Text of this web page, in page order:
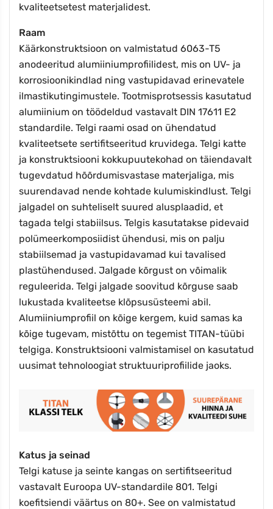
kvaliteetsetest materjalidest.
Raam
Käärkonstruktsioon on valmistatud 6063-T5
anodeeritud alumiiniumprofiilidest, mis on UV- ja
korrosioonikindlad ning vastupidavad erinevatele
ilmastikutingimustele. Tootmisprotsessis kasutatud
alumiinium on töödeldud vastavalt DIN 17611 E2
standardile. Telgi raami osad on ühendatud
kvaliteetsete sertifitseeritud kruvidega. Telgi katte
ja konstruktsiooni kokkupuutekohad on täiendavalt
tugevdatud hõõrdumisvastase materjaliga, mis
suurendavad nende kohtade kulumiskindlust. Telgi
jalgadel on suhteliselt suured alusplaadid, et
tagada telgi stabiilsus. Telgis kasutatakse pidevaid
polümeerkomposiidist ühendusi, mis on palju
stabiilsemad ja vastupidavamad kui tavalised
plastühendused. Jalgade kõrgust on võimalik
reguleerida. Telgi jalgade soovitud kõrguse saab
lukustada kvaliteetse klõpsusüsteemi abil.
Alumiiniumprofiil on kõige kergem, kuid samas ka
kõige tugevam, mistõttu on tegemist TITAN-tüübi
telgiga. Konstruktsiooni valmistamisel on kasutatud
uusimat tehnoloogiat struktuuriprofiilide jaoks.
Katus ja seinad
Telgi katuse ja seinte kangas on sertifitseeritud
vastavalt Euroopa UV-standardile 801. Telgi
koefitsiendi väärtus on 80+. See on valmistatud